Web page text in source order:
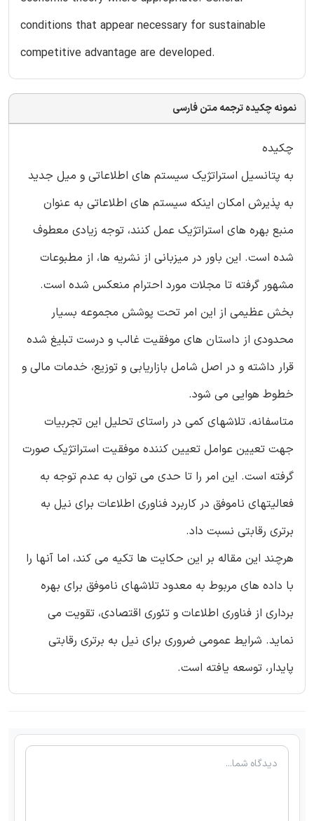
conditions that appear necessary for sustainable
competitive advantage are developed.
نمونه چکیده ترجمه متن فارسی
چکیده
به پتانسیل استراتژیک سیستم های اطلاعاتی و میل جدید
به پذیرش امکان اینکه سیستم های اطلاعاتی به عنوان
منبع بهره های استراتژیک عمل کنند، توجه زیادی معطوف
شده است. این باور در میزبانی از نشریه ها، از مطبوعات
مشهور گرفته تا مجلات مورد احترام منعکس شده است.
بخش عظیمی از این امر تحت پوشش مجموعه بسیار
محدودی از داستان های موفقیت غالب و درست تبلیغ شده
قرار داشته و در اصل شامل بازاریابی و توزیع، خدمات مالی و
خطوط هوایی می شود.
متاسفانه، تلاشهای کمی در راستای تحلیل این تجربیات
جهت تعیین عوامل تعیین کننده موفقیت استراتژیک صورت
گرفته است. این امر را تا حدی می توان به عدم توجه به
فعالیتهای ناموفق در کاربرد فناوری اطلاعات برای نیل به
برتری رقابتی نسبت داد.
هرچند این مقاله بر این حکایت ها تکیه می کند، اما آنها را
با داده های مربوط به معدود تلاشهای ناموفق برای بهره
برداری از فناوری اطلاعات و تئوری اقتصادی، تقویت می
نماید. شرایط عمومی ضروری برای نیل به برتری رقابتی
پایدار، توسعه یافته است.